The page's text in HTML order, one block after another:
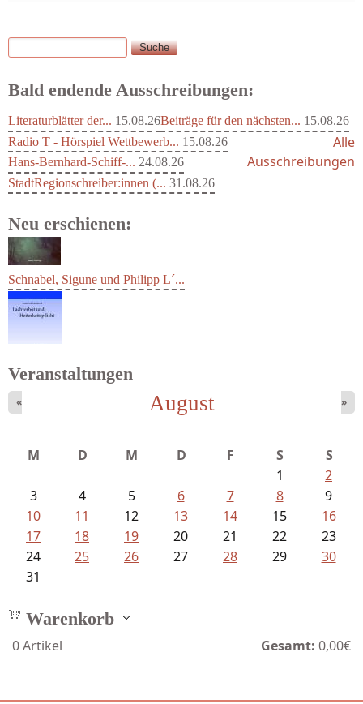
Suchformular
Suche
Bald endende Ausschreibungen:
Literaturblätter der... 15.08.26Beiträge für den nächsten... 15.08.26
Radio T - Hörspiel Wettbewerb... 15.08.26
Hans-Bernhard-Schiff-... 24.08.26
StadtRegionschreiber:innen (... 31.08.26
Alle
Ausschreibungen
Neu erschienen:
Schnabel, Sigune und Philipp L´...
Meinhold, Gottfried - Lachverbot...
Veranstaltungen
August
« »
M D M D F S
S
1
2
3
4 5 6 7 8
9
10
11 12 13 14 15
16
17
18 19 20 21 22
23
24
25 26 27 28 29
30
31
Warenkorb
0Artikel Gesamt: 0,00€